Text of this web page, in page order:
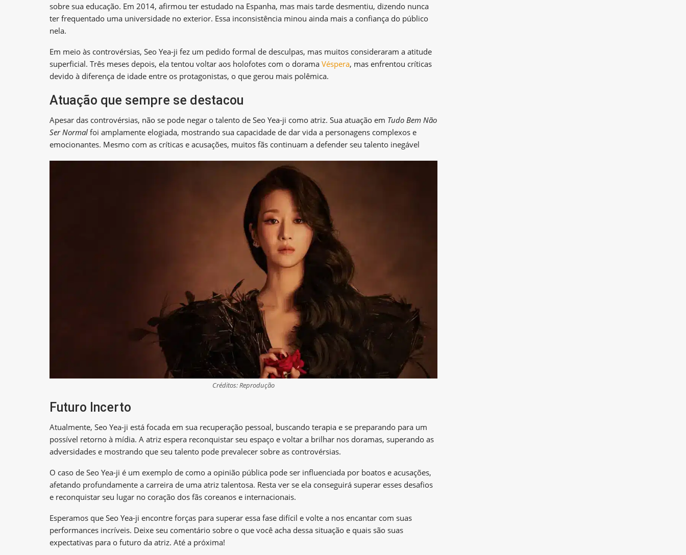
sobre sua educação. Em 2014, afirmou ter estudado na Espanha, mas mais tarde desmentiu, dizendo nunca
ter frequentado uma universidade no exterior. Essa inconsistência minou ainda mais a confiança do público
nela.
Em meio às controvérsias, Seo Yea-ji fez um pedido formal de desculpas, mas muitos consideraram a atitude
superficial. Três meses depois, ela tentou voltar aos holofotes com o dorama Véspera, mas enfrentou críticas
devido à diferença de idade entre os protagonistas, o que gerou mais polêmica.
Atuação que sempre se destacou
Apesar das controvérsias, não se pode negar o talento de Seo Yea-ji como atriz. Sua atuação em Tudo Bem Não
Ser Normal foi amplamente elogiada, mostrando sua capacidade de dar vida a personagens complexos e
emocionantes. Mesmo com as críticas e acusações, muitos fãs continuam a defender seu talento inegável
Créditos: Reprodução
Futuro Incerto
Atualmente, Seo Yea-ji está focada em sua recuperação pessoal, buscando terapia e se preparando para um
possível retorno à mídia. A atriz espera reconquistar seu espaço e voltar a brilhar nos doramas, superando as
adversidades e mostrando que seu talento pode prevalecer sobre as controvérsias.
O caso de Seo Yea-ji é um exemplo de como a opinião pública pode ser influenciada por boatos e acusações,
afetando profundamente a carreira de uma atriz talentosa. Resta ver se ela conseguirá superar esses desafios
e reconquistar seu lugar no coração dos fãs coreanos e internacionais.
Esperamos que Seo Yea-ji encontre forças para superar essa fase difícil e volte a nos encantar com suas
performances incríveis. Deixe seu comentário sobre o que você acha dessa situação e quais são suas
expectativas para o futuro da atriz. Até a próxima!